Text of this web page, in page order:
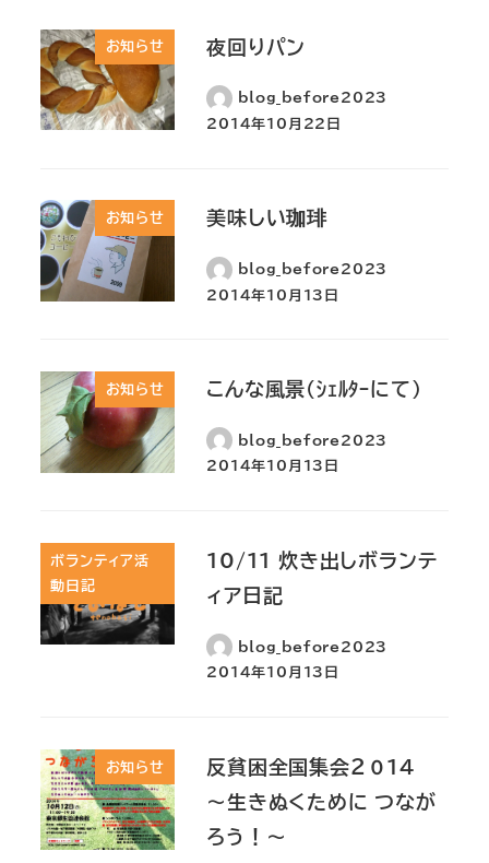
お知らせ 夜回りパン
blog_before2023
2014年10月22日
お知らせ 美味しい珈琲
blog_before2023
2014年10月13日
お知らせ こんな風景（ｼｪﾙﾀｰにて）
blog_before2023
2014年10月13日
ボランティア活
動日記
10/11 炊き出しボランテ
ィア日記
blog_before2023
2014年10月13日
お知らせ
反貧困全国集会２０１４
～生きぬくために つなが
ろう！～